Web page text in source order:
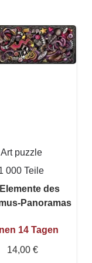
Art puzzle
000 Teile
des
Panoramas
14 Tagen
14,00 €